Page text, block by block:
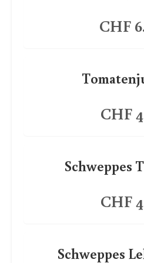
CHF
CHF
Schweppes
CHF
Schweppes